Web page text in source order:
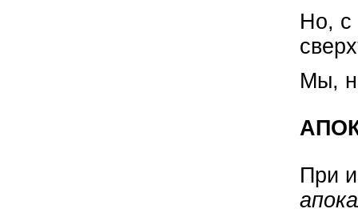
Но, с
Мы,
При